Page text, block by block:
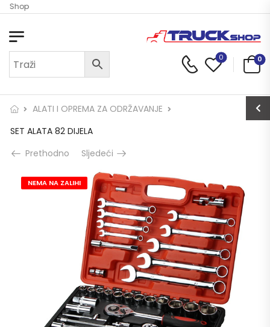
Shop
0 0
ALATI I OPREMA ZA ODRŽAVANJE
SET ALATA 82 DIJELA
Prethodno
Sljedeći
NEMA NA ZALIHI